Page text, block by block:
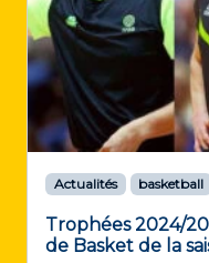
Actualités basketball
Trophées 2024/
de Basket de la